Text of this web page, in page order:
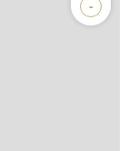
-